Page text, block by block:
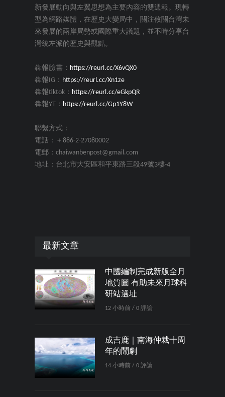
新發展動向與左翼思想為主要內容的雙週報。現轉
型為網路媒體，在歷史大變局中，關注攸關台灣未
來發展的兩岸局勢或國際重大議題，並不時分享台
灣統左派的歷史與觀點。
犇報臉書： https://reurl.cc/X6vQX0
犇報IG： https://reurl.cc/Xn1ze
犇報tiktok： https://reurl.cc/eGkpQR
犇報YT： https://reurl.cc/Gp1Y8W
聯繫方式：
電話：＋886-2-27080002
電郵：chaiwanbenpost@gmail.com
地址：台北市大安區和平東路三段49號3樓-4
最新文章
中國編制完成新版全月
地質圖 有助未來月球科
研站選址
12 小時前 / 0 評論
成吉鹿｜南海仲裁十周
年的鬧劇
14 小時前 / 0 評論